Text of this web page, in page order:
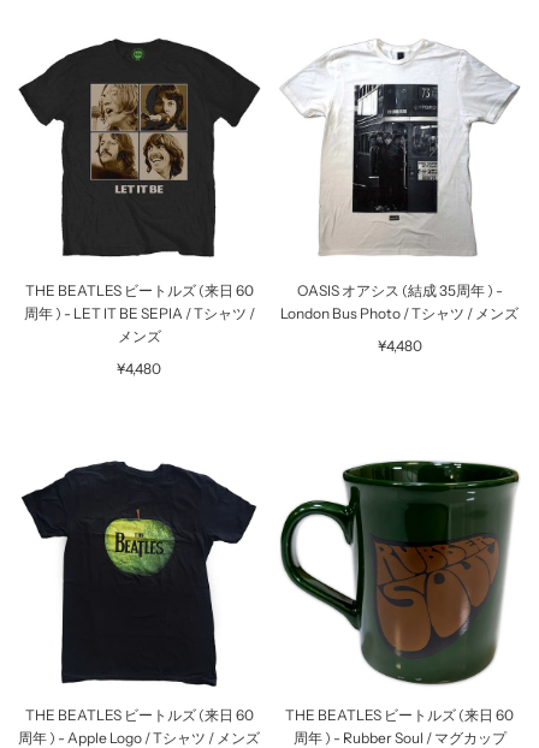
THE BEATLES ビートルズ (来日 60
周年 ) - LET IT BE SEPIA / Tシャツ /
メンズ
¥4,480
OASIS オアシス (結成 35周年 ) -
London Bus Photo / Tシャツ / メンズ
¥4,480
THE BEATLES ビートルズ (来日 60
周年 ) - Apple Logo / Tシャツ / メンズ
THE BEATLES ビートルズ (来日 60
周年 ) - Rubber Soul / マグカップ